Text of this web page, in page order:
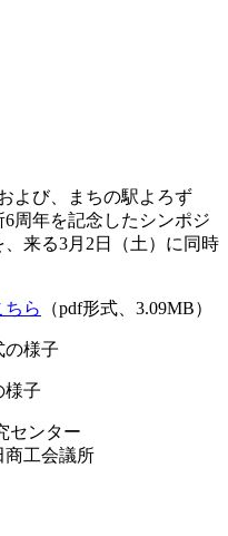
よび、まちの駅よろず
6周年を記念したシンポジ
来る3月2日（土）に同時
ちら （pdf形式、3.09MB）
様子
センター
商工会議所